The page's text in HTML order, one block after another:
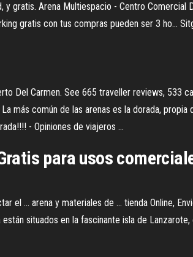
gratis. Arena Multiespacio - Centro Comercial
gratis con tus compras pueden ser 3 ho...
Del Carmen. See 665 traveller reviews, 533
más común de las arenas es la dorada,
- Opiniones de viajeros ...
para usos
el ... arena y materiales de ... tienda Online,
situados en la fascinante isla de